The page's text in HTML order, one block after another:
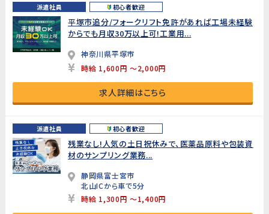
派遣社員 初心者歓迎
平塚市追分/フォークリフト免許があれば工場未経験
からでも月収30万以上可!工業用...
神奈川県平塚市
時給 1,600円 ～2,000円
求人詳細はこちら
派遣社員 初心者歓迎
残業なし!人気の土日祝休みで、医薬品原料や包装資
材のサンプリング業務...
静岡県富士宮市
北山ICから車で5分
時給 1,300円 ～1,400円